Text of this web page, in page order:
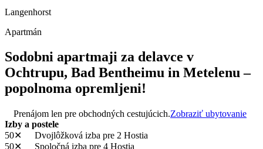
Langenhorst
Apartmán
Sodobni apartmaji za delavce v
Ochtrupu, Bad Bentheimu in Metelenu –
popolnoma opremljeni!
Prenájom len pre obchodných cestujúcich.Zobraziť ubytovanie
Izby a postele
50✕
Dvojlôžková izba pre 2 Hostia
50✕
Spoločná izba pre 4 Hostia